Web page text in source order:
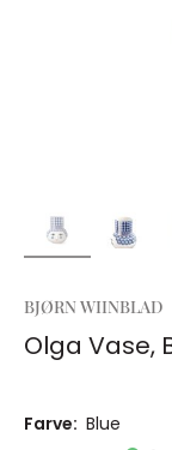
BJØRN WIINBLAD
Olga Vase,
Farve: Blue